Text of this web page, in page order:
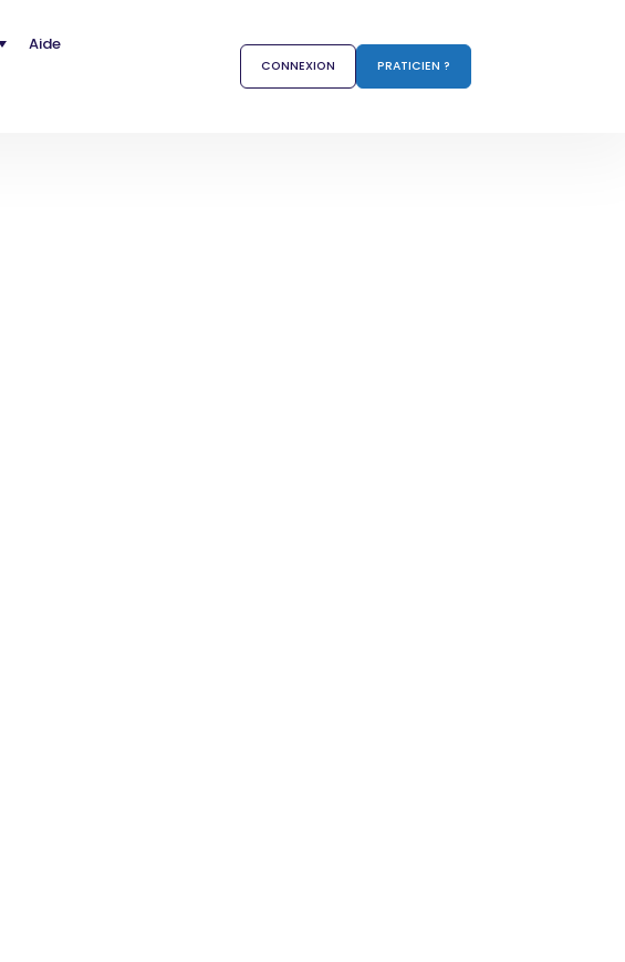
Aide
CONNEXION PRATICIEN ?